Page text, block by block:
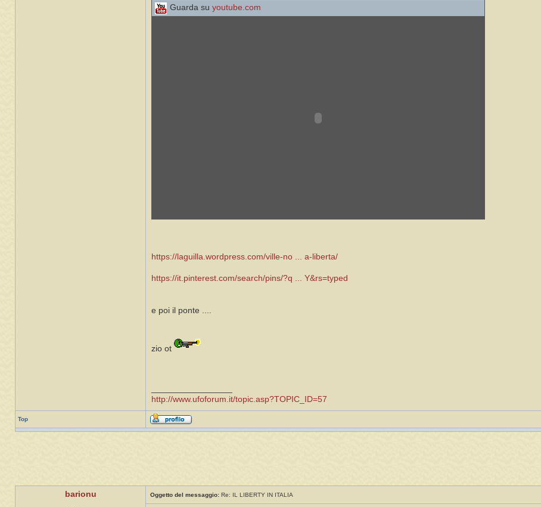
Guarda su youtube.com
https://laguilla.wordpress.com/ville-no ... a-liberta/
https://it.pinterest.com/search/pins/?q ... Y&rs=typed
e poi il ponte ....
zio ot
http://www.ufoforum.it/topic.asp?TOPIC_ID=57
Top
barionu Oggetto del messaggio: Re: IL LIBERTY IN ITALIA